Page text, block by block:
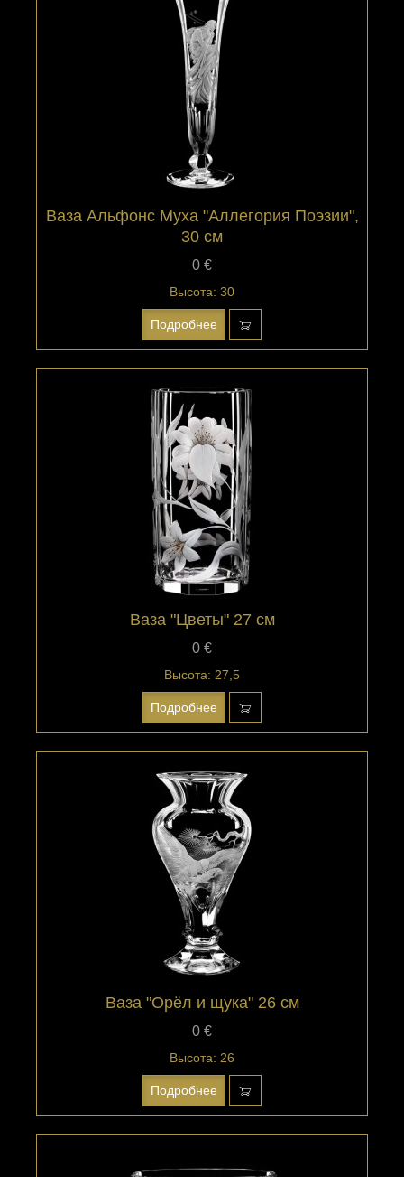
Ваза Альфонс Муха "Аллегория Поэзии",
30 см
0 €
Высота: 30
Подробнее
Ваза "Цветы" 27 см
0 €
Высота: 27,5
Подробнее
Ваза "Орёл и щука" 26 см
0 €
Высота: 26
Подробнее